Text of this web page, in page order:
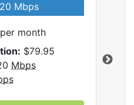
Mbps
per month
$79.95
Mbps